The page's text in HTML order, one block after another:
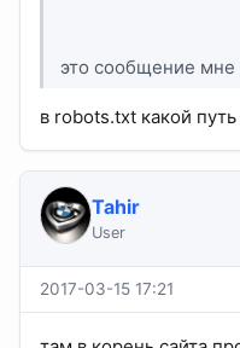
это сообщение мне
в robots.txt какой
Tahir
User
2017-03-15 17:21